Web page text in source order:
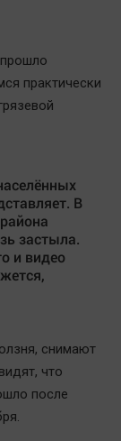
практически
В
застыла.
и видео
снимают
что
после